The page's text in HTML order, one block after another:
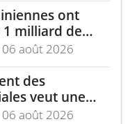
ont
milliard de
Brave1
06 août 2026
des
veut une
de 4,5 kg
06 août 2026